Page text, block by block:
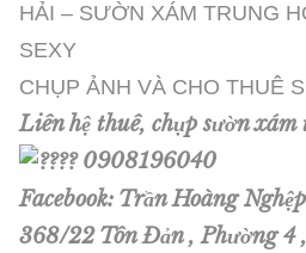
HẢI – SƯỜN XÁM TRUNG
SEXY
CHỤP ẢNH VÀ CHO THUÊ
Liên hệ thuê, chụp sườn xám
0908196040
Facebook: Trần Hoàng Nghệp
368/22 Tôn Đản , Phường 4